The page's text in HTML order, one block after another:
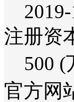
注册资
500 (
官方网